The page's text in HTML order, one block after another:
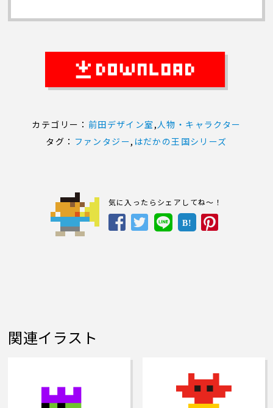
カテゴリー： 前田デザイン室 ,人物・キャラクター
タグ： ファンタジー, はだかの王国シリーズ
気に入ったらシェアしてね～！
B!
関連イラスト